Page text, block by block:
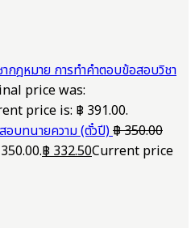
การทำคำตอบข้อสอบวิชา
price was:
price is: ฿ 391.00.
สอบทนายความ (ตั๋วปี)฿350.00
฿332.50Current price